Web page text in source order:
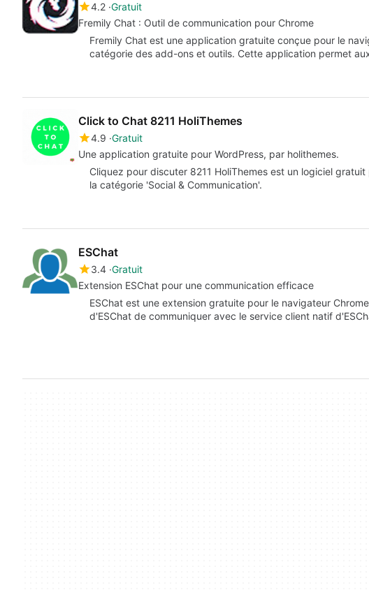
4.2 Gratuit
Fremily Chat : Outil de communication pour Chrome
Fremily Chat est une application gratuite conçue pour le
catégorie des add-ons et outils. Cette application permet
Click to Chat 8211 HoliThemes
4.9 Gratuit
Une application gratuite pour WordPress, par holithemes.
Cliquez pour discuter 8211 HoliThemes est un logiciel
la catégorie 'Social & Communication'.
ESChat
3.4 Gratuit
Extension ESChat pour une communication efficace
ESChat est une extension gratuite pour le navigateur
d'ESChat de communiquer avec le service client natif